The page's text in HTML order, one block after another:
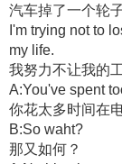
汽车掉了一个轮
I'm trying not to
my life.
我努力不让我的
A:You've spent
你花太多时间在
B:So waht?
那又如何？